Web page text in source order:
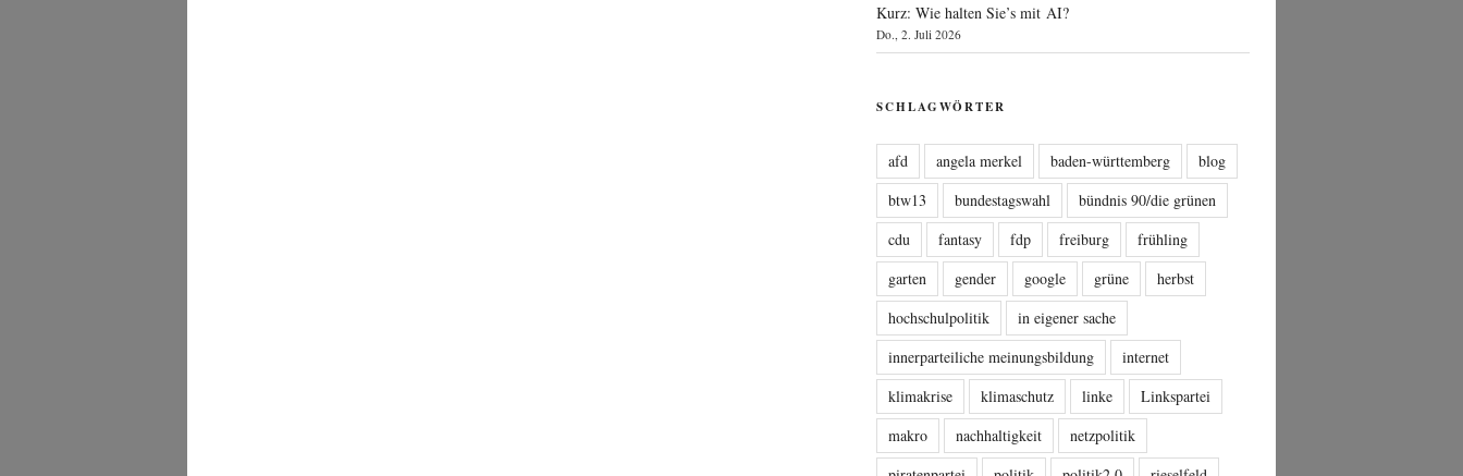
Kurz: Wie halten Sie’s mit AI?
Do., 2. Juli 2026
SCHLAGWÖRTER
afd angela merkel baden-württemberg
blog
btw13
bundestagswahl
bündnis 90/die grünen
cdu
fantasy fdp freiburg
frühling
garten
gender google grüne
herbst
hochschulpolitik
in eigener sache
innerparteiliche meinungsbildung
internet
klimakrise
klimaschutz linke
Linkspartei
makro
nachhaltigkeit
netzpolitik